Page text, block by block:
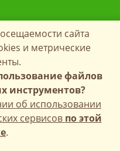
цены и данные
и ни при каких условиях
определяемой
кодекса РФ.
запрещено.
КФХ Лавров П.Б.
rights reserved.
сайта
и метрические
файлов
инструментов?
об использовании
сервисов по этой
.